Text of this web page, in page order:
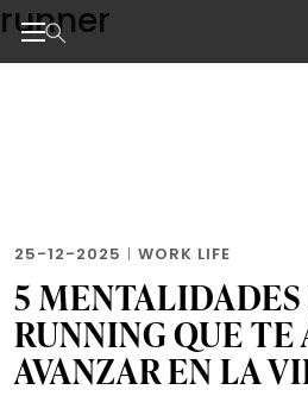
Skip
to
the
runner
25-12-2025 | WORK LIFE
5
RUNNING QUE TE
AVANZAR EN LA